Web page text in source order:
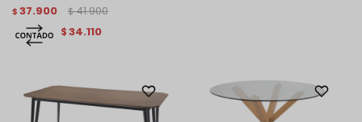
$ 37.900 $ 41.900
$34.110